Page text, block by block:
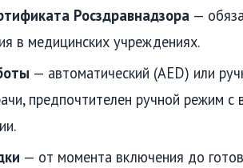
Росздравнадзора —
в медицинских учреждениях.
— автоматический (AED) или
предпочтителен ручной режим с
— от момента включения до